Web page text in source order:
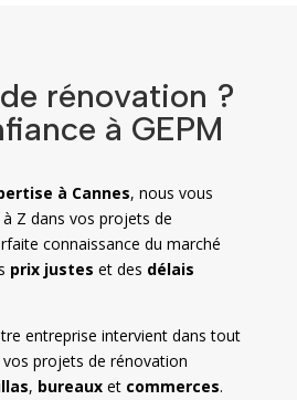
rénovation ?
à GEPM
à Cannes, nous vous
Z dans vos projets de
connaissance du marché
prix justes et des délais
entreprise intervient dans tout
projets de rénovation
, bureauxet commerces.